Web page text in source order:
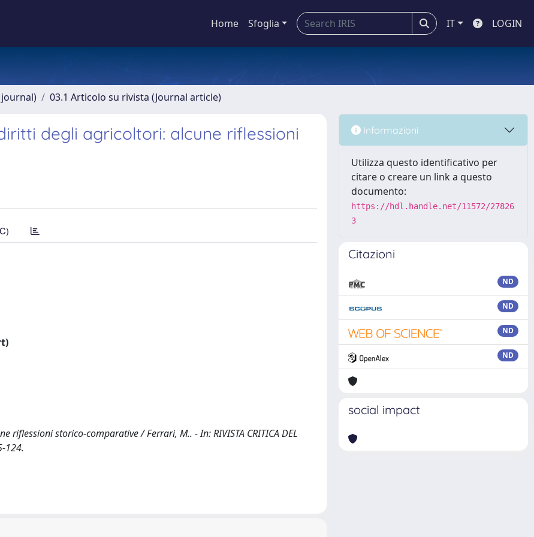
Home Sfoglia IT LOGIN
03.1 Articolo su rivista (Journal article)
degli agricoltori: alcune riflessioni
storico-comparative / Ferrari, M.. - In: RIVISTA CRITICA DEL
124.
Informazioni
Utilizza questo identificativo per
citare o creare un link a questo
documento:
https://hdl.handle.net/11572/27826
3
Citazioni
ND
ND
ND
ND
social impact